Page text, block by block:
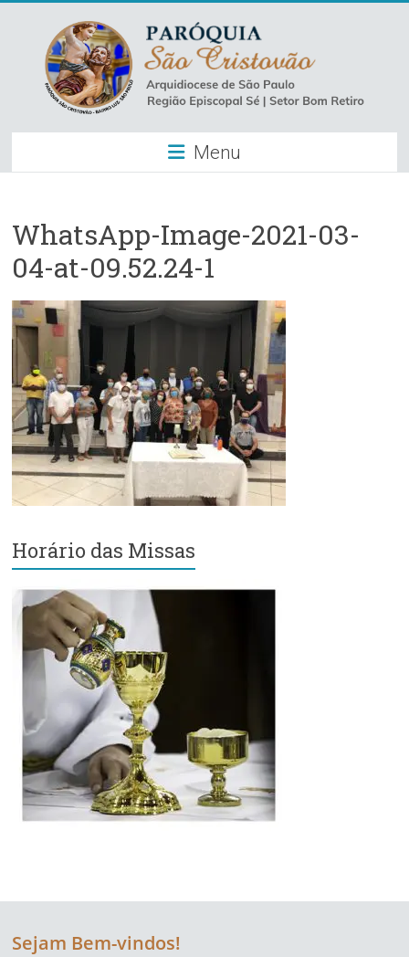
content
Paróquia
São
–
Luz
Arquidiocese
de
São
Paulo
–
Região
Episcopal
Sé
Setor
Retiro
Menu
WhatsApp-Image-2021-03-
04-at-09.52.24-1
Horário das Missas
Sejam Bem-vindos!